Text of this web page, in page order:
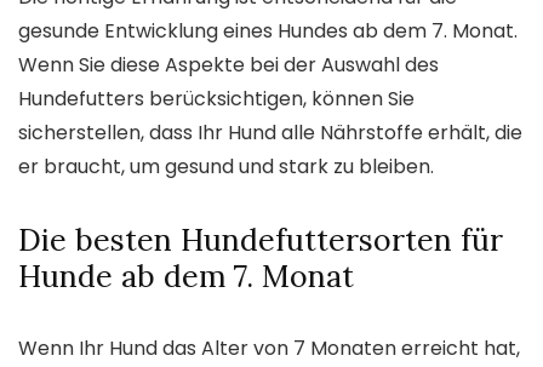
gesunde Entwicklung eines Hundes ab dem 7. Monat.
Wenn Sie diese Aspekte bei der Auswahl des
Hundefutters berücksichtigen, können Sie
sicherstellen, dass Ihr Hund alle Nährstoffe erhält, die
er braucht, um gesund und stark zu bleiben.
Die besten Hundefuttersorten für
Hunde ab dem 7. Monat
Wenn Ihr Hund das Alter von 7 Monaten erreicht hat,